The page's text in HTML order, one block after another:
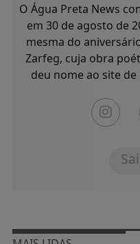
O Água Preta News
em 30 de agosto de
mesma do
Zarfeg, cuja obra
deu nome ao site